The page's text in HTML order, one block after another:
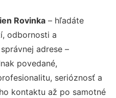
Rovinka – hľadáte
odbornosti a
adrese –
povedané,
serióznosť a
kontaktu až po samotné